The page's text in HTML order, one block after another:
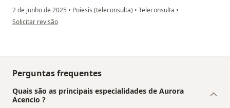
2 de junho de 2025 • Poiesis (teleconsulta) • Teleconsulta •
na opinião do utilizador Isabelly M.
Solicitar revisão
Perguntas frequentes
Quais são as principais especialidades de Aurora
Acencio ?